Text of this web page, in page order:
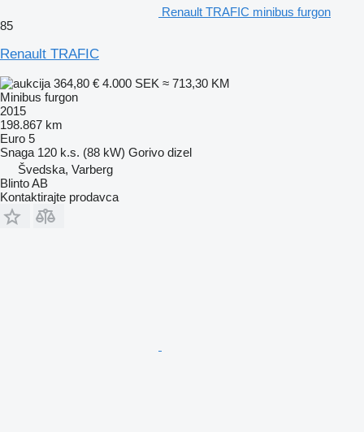
Renault TRAFIC minibus furgon
85
Renault TRAFIC
364,80 € 4.000 SEK ≈ 713,30 KM
Minibus furgon
2015
198.867 km
Euro 5
Snaga 120 k.s. (88 kW) Gorivo dizel
Švedska, Varberg
Blinto AB
Kontaktirajte prodavca